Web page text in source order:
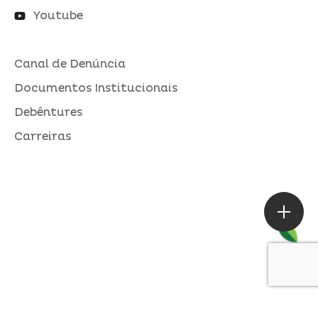
Youtube
Canal de Denúncia
Documentos Institucionais
Debêntures
Carreiras